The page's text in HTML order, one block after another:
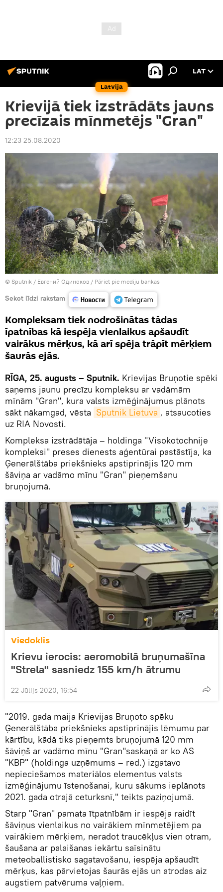
Latvija
LAT
Krievijā tiek izstrādāts jauns
precīzais mīnmetējs "Gran"
12:23 25.08.2020
© Sputnik / Евгений Одиноков / Pāriet pie mediju bankas
Sekot līdzi rakstam
Kompleksam tiek nodrošinātas tādas
īpatnības kā iespēja vienlaikus apšaudīt
vairākus mērķus, kā arī spēja trāpīt mērķiem
šaurās ejās.
RĪGA, 25. augusts – Sputnik. Krievijas Bruņotie spēki
saņems jaunu precīzu kompleksu ar vadāmām
mīnām "Gran", kura valsts izmēģinājumus plānots
sākt nākamgad, vēsta Sputnik Lietuva , atsaucoties
uz RIA Novosti.
Kompleksa izstrādātāja – holdinga "Visokotochnije
kompleksi" preses dienests aģentūrai pastāstīja, ka
Ģenerālštāba priekšnieks apstiprinājis 120 mm
šāviņa ar vadāmo mīnu "Gran" pieņemšanu
bruņojumā.
Viedoklis
Krievu ierocis: aeromobilā bruņumašīna
"Strela" sasniedz 155 km/h ātrumu
22 Jūlijs 2020, 16:54
"2019. gada maija Krievijas Bruņoto spēku
Ģenerālštāba priekšnieks apstiprinājis lēmumu par
kārtību, kādā tiks pieņemts bruņojumā 120 mm
šāviņš ar vadāmo mīnu "Gran"saskaņā ar ko AS
"KBP" (holdinga uzņēmums – red.) izgatavo
nepieciešamos materiālos elementus valsts
izmēģinājumu īstenošanai, kuru sākums ieplānots
2021. gada otrajā ceturksnī," teikts paziņojumā.
Starp "Gran" pamata ītpatnībām ir iespēja raidīt
šāviņus vienlaikus no vairākiem mīnmetējiem pa
vairākiem mērķiem, neradot traucēkļus vien otram,
šaušana ar palaišanas iekārtu saīsinātu
meteoballistisko sagatavošanu, iespēja apšaudīt
mērķus, kas pārvietojas šaurās ejās un atrodas aiz
augstiem patvēruma vaļņiem.